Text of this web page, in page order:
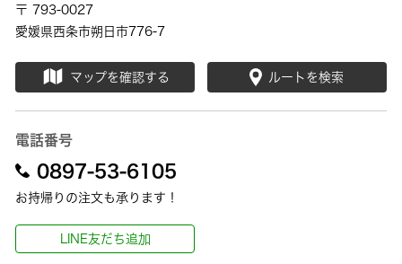
〒 793-0027
愛媛県西条市朔日市776-7
マップを確認する ルートを検索
電話番号
0897-53-6105
お持帰りの注文も承ります！
LINE友だち追加